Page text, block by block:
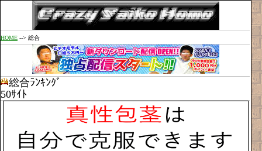
HOME --> 総合
総合ﾗﾝｷﾝｸﾞ
50ｻｲﾄ